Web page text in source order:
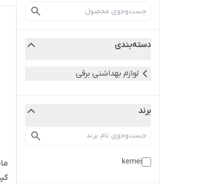
دسته‌بندی
لوازم بهداشتی برقی
برند
kemei
کیمی